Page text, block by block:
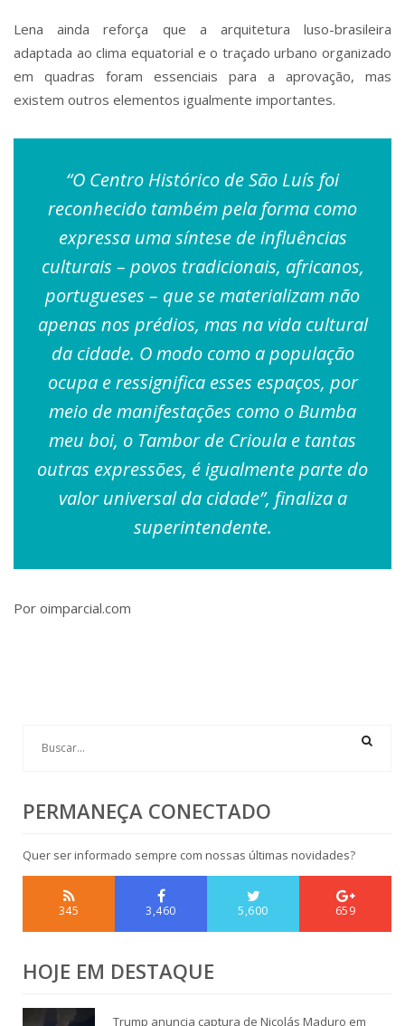
Lena ainda reforça que a arquitetura luso-brasileira
adaptada ao clima equatorial e o traçado urbano organizado
em quadras foram essenciais para a aprovação, mas
existem outros elementos igualmente importantes.
“O Centro Histórico de São Luís foi
reconhecido também pela forma como
expressa uma síntese de influências
culturais – povos tradicionais, africanos,
portugueses – que se materializam não
apenas nos prédios, mas na vida cultural
da cidade. O modo como a população
ocupa e ressignifica esses espaços, por
meio de manifestações como o Bumba
meu boi, o Tambor de Crioula e tantas
outras expressões, é igualmente parte do
valor universal da cidade”, finaliza a
superintendente.
Por oimparcial.com
PERMANEÇA CONECTADO
Quer ser informado sempre com nossas últimas novidades?
345 3,460 5,600 659
HOJE EM DESTAQUE
Trump anuncia captura de Nicolás Maduro em